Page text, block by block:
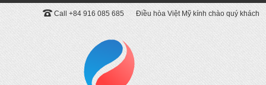
Call +84 916 085 685 Điều hòa Việt Mỹ kính chào quý khách